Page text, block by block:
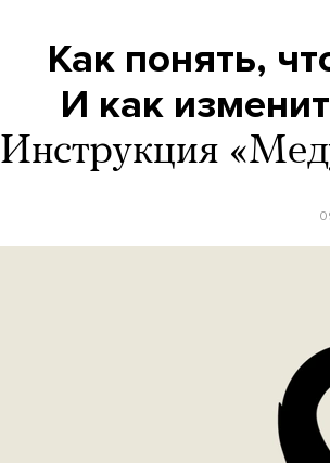
Как понять,
И как
Инструкция